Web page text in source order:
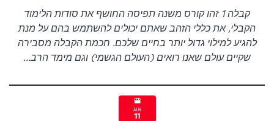
קבלה 1 זהו קורס משנה תפיסה החושף את סודות הלימוד
הקבלי, את כללי הזהב שאתם יכולים להשתמש בהם על מנת
להגיע למילוי גדול יותר בחיים שלכם. חכמת הקבלה מסבירה
שקיים עולם שאנו רואים (העולם הגשמי) וגם מימד הרב...
אוג
11